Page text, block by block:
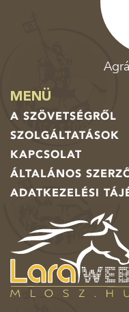
MENÜ
A SZÖVETSÉGRŐL
SZOLGÁLTATÁSOK
KAPCSOLAT
ÁLTALÁNOS
ADATKEZELÉSI